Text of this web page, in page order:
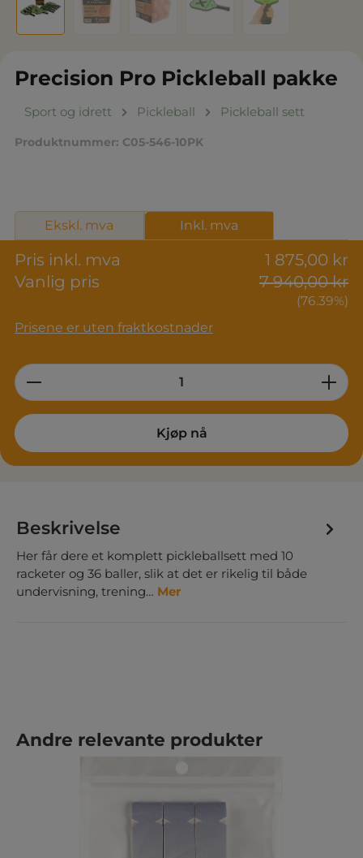
Precision Pro Pickleball pakke
Sport og idrett Pickleball Pickleball sett
Produktnummer: C05-546-10PK
Pris inkl. mva
1 875,00 kr
Vanlig pris
7 940,00 kr
(76.39%)
Prisene er uten fraktkostnader
Ekskl. mva Inkl. mva
Product Quantity: Enter the desired
Kjøp nå
Beskrivelse
Her får dere et komplett pickleballsett med 10
racketer og 36 baller, slik at det er rikelig til både
undervisning, trening… Mer
Hopp over produktgalleri
Andre relevante produkter